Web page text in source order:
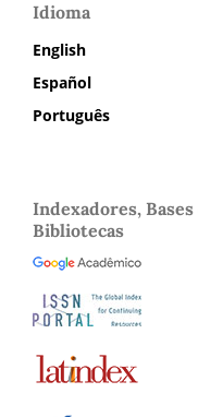
Idioma
English
Español
Português
Indexadores,
Bibliotecas